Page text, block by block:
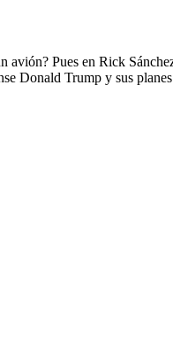
Pues en Rick
Donald Trump y sus